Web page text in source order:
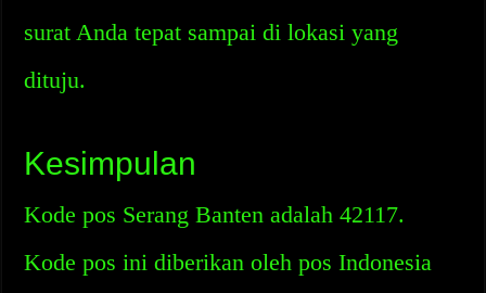
surat Anda tepat sampai di lokasi yang
dituju.
Kesimpulan
Kode pos Serang Banten adalah 42117.
Kode pos ini diberikan oleh pos Indonesia